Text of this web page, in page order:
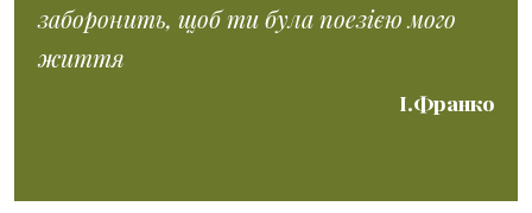
заборонить, щоб ти була поезією мого
життя
І.Франко